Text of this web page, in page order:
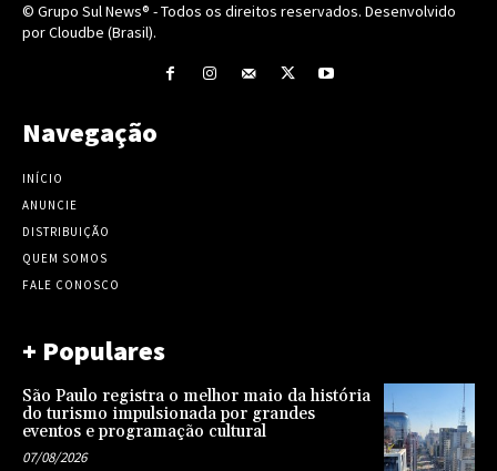
© Grupo Sul News® - Todos os direitos reservados. Desenvolvido
por Cloudbe (Brasil).
Navegação
INÍCIO
ANUNCIE
DISTRIBUIÇÃO
QUEM SOMOS
FALE CONOSCO
+ Populares
São Paulo registra o melhor maio da história
do turismo impulsionada por grandes
eventos e programação cultural
07/08/2026